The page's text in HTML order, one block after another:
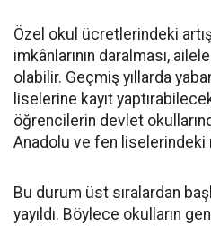
Özel okul ücretlerindeki
imkânlarının daralması,
olabilir. Geçmiş yıllarda
liselerine kayıt
öğrencilerin devlet
Anadolu ve fen liselerindeki
Bu durum üst sıralardan
yayıldı. Böylece okulların